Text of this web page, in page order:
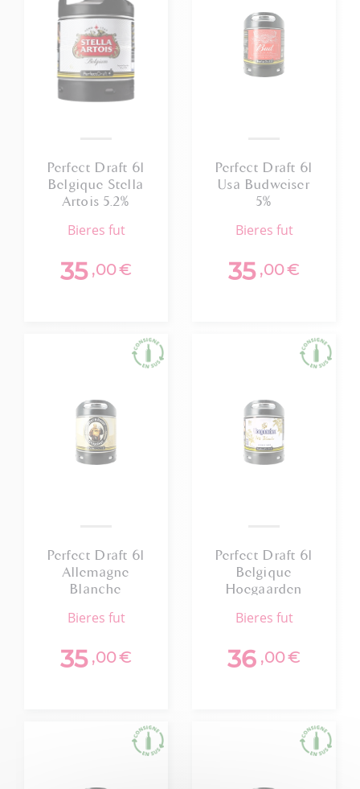
Perfect Draft 6l
Belgique Stella
Artois 5.2%
bieres fut
35 ,00€
Perfect Draft 6l
Usa Budweiser
5%
bieres fut
35 ,00€
Perfect Draft 6l
Allemagne
Blanche
5,0%
bieres fut
35 ,00€
Perfect Draft 6l
Belgique
Hoegaarden
bieres fut
36 ,00€